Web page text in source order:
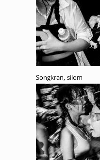
Songkran, silom